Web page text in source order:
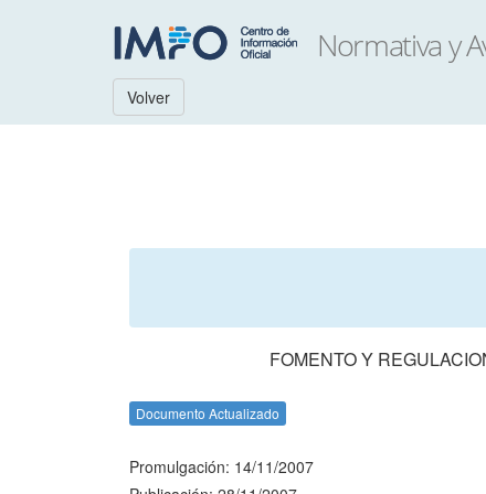
Volver
FOMENTO Y
Documento Actualizado
Promulgación: 14/11/2007